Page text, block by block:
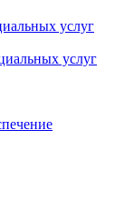
услуг
услуг